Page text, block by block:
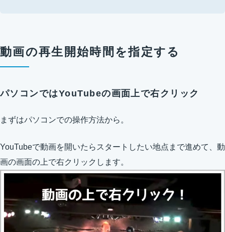
動画の再生開始時間を指定する
パソコンではYouTubeの画面上で右クリック
まずはパソコンでの操作方法から。
YouTubeで動画を開いたらスタートしたい地点まで進めて、動
画の画面の上で右クリックします。